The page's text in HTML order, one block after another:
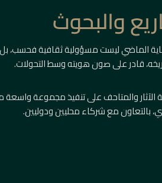
والبحوث
الماضي ليست مسؤولية ثقافية فحسب،
قادر على صون هويته وسط التحولات.
الآثار والمتاحف على تنفيذ مجموعة
بالتعاون مع شركاء محليين ودوليين.